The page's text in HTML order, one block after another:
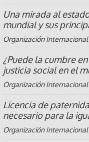
Una mirada al
mundial y sus
Organización
¿Puede la cumbre
justicia social en el
Organización
Licencia de
necesario para la
Organización